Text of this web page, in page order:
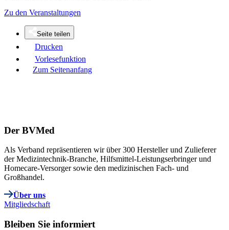
Zu den Veranstaltungen
Seite teilen
Drucken
Vorlesefunktion
Zum Seitenanfang
Der BVMed
Als Verband repräsentieren wir über 300 Hersteller und Zulieferer
der Medizintechnik-Branche, Hilfsmittel-Leistungserbringer und
Homecare-Versorger sowie den medizinischen Fach- und
Großhandel.
Über uns
Mitgliedschaft
Bleiben Sie informiert